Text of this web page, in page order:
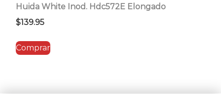
Huida White Inod. Hdc572E Elongado
$139.95
Comprar